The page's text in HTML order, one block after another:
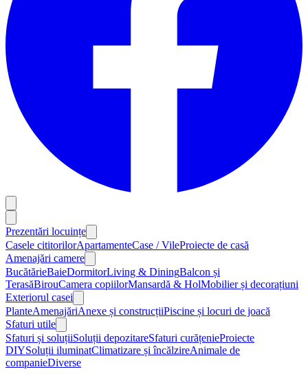
Prezentări locuințe
Casele cititorilorApartamenteCase / VileProiecte de casă
Amenajări camere
BucătărieBaieDormitorLiving & DiningBalcon și
TerasăBirouCamera copiilorMansardă & HolMobilier și decorațiuni
Exteriorul casei
PlanteAmenajăriAnexe și construcțiiPiscine și locuri de joacă
Sfaturi utile
Sfaturi și soluțiiSoluții depozitareSfaturi curățenieProiecte
DIYSoluții iluminatClimatizare și încălzireAnimale de
companieDiverse